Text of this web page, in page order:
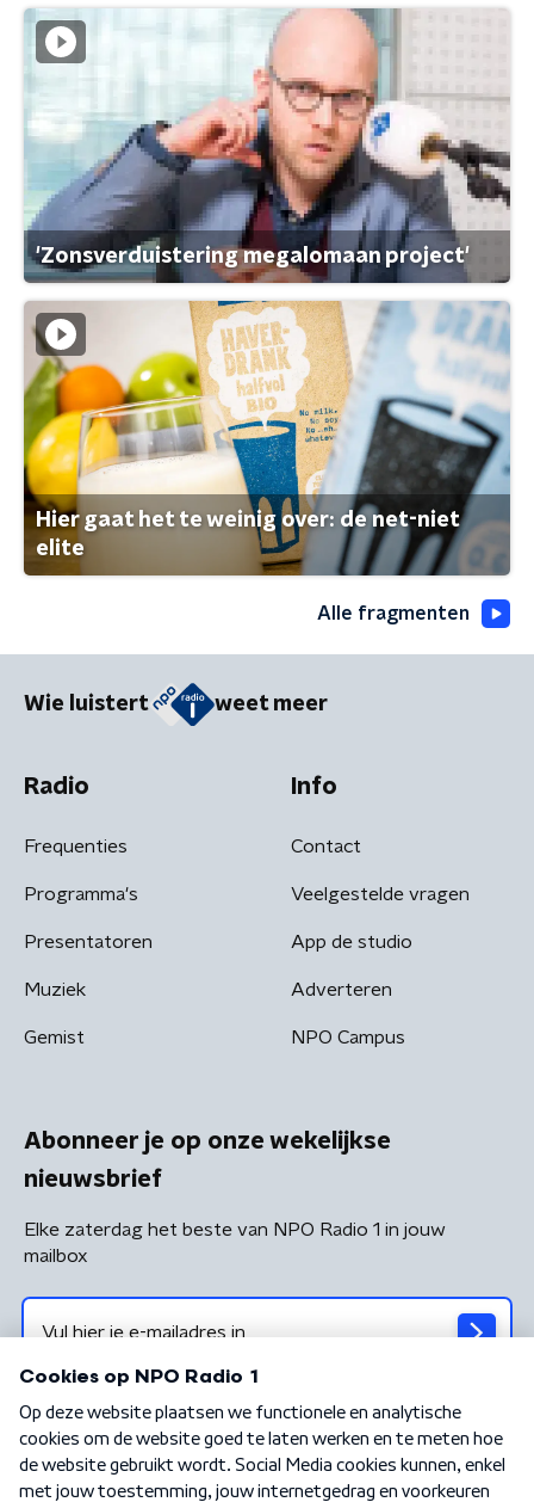
'Zonsverduistering megalomaan project'
Hier gaat het te weinig over: de net-niet
elite
Alle fragmenten
Wie luistert weet meer
Radio
Frequenties
Programma's
Presentatoren
Muziek
Gemist
Info
Contact
Veelgestelde vragen
App de studio
Adverteren
NPO Campus
Abonneer je op onze wekelijkse
nieuwsbrief
Elke zaterdag het beste van NPO Radio 1 in jouw
mailbox
Algemene voorwaarden Privacybeleid